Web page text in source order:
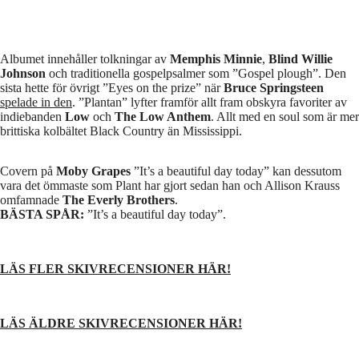
Albumet innehåller tolkningar av Memphis Minnie, Blind Willie
Johnson och traditionella gospelpsalmer som ”Gospel plough”. Den
sista hette för övrigt ”Eyes on the prize” närBruce Springsteen
spelade in den. ”Plantan” lyfter framför allt fram obskyra favoriter av
indiebanden Low och The Low Anthem. Allt med en soul som är mer
brittiska kolbältet Black Country än Mississippi.
Covern på Moby Grapes ”It’s a beautiful day today” kan dessutom
vara det ömmaste som Plant har gjort sedan han och Allison Krauss
omfamnade The Everly Brothers.
BÄSTA SPÅR: ”It’s a beautiful day today”.
LÄS FLER SKIVRECENSIONER HÄR!
LÄS ÄLDRE SKIVRECENSIONER HÄR!